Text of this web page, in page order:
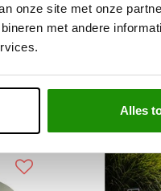
onze site met onze
met andere
Alles